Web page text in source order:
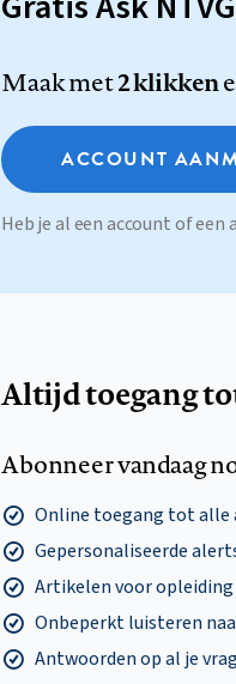
Maak met2 klikken
ACCOUNT
Heb je al een account of een
Altijd toegang
Abonneer vandaag
Online toegang tot alle
Gepersonaliseerde
Artikelen voor
Onbeperkt luisteren
Antwoorden op al je